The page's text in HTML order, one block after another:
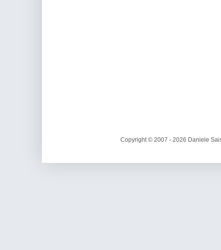
Copyright © 2007 - 2026 Daniele